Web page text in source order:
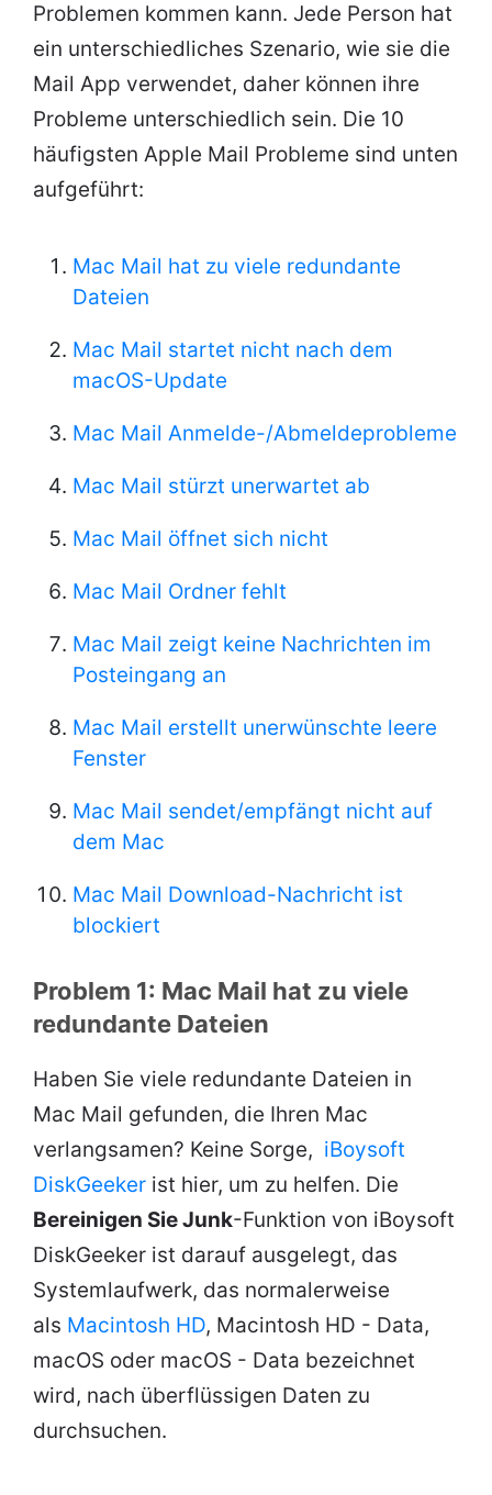
Problemen kommen kann. Jede Person hat
ein unterschiedliches Szenario, wie sie die
Mail App verwendet, daher können ihre
Probleme unterschiedlich sein. Die 10
häufigsten Apple Mail Probleme sind unten
aufgeführt:
Mac Mail hat zu viele redundante
Dateien
Mac Mail startet nicht nach dem
macOS-Update
Mac Mail Anmelde-/Abmeldeprobleme
Mac Mail stürzt unerwartet ab
Mac Mail öffnet sich nicht
Mac Mail Ordner fehlt
Mac Mail zeigt keine Nachrichten im
Posteingang an
Mac Mail erstellt unerwünschte leere
Fenster
Mac Mail sendet/empfängt nicht auf
dem Mac
Mac Mail Download-Nachricht ist
blockiert
Problem 1: Mac Mail hat zu viele
redundante Dateien
Haben Sie viele redundante Dateien in
Mac Mail gefunden, die Ihren Mac
verlangsamen? Keine Sorge, iBoysoft
DiskGeeker ist hier, um zu helfen. Die
Bereinigen Sie Junk-Funktion von iBoysoft
DiskGeeker ist darauf ausgelegt, das
Systemlaufwerk, das normalerweise
als Macintosh HD, Macintosh HD - Data,
macOS oder macOS - Data bezeichnet
wird, nach überflüssigen Daten zu
durchsuchen.